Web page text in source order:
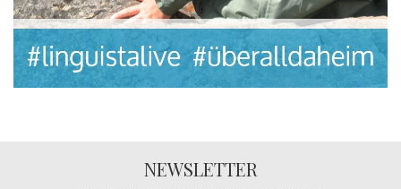
NEWSLETTER